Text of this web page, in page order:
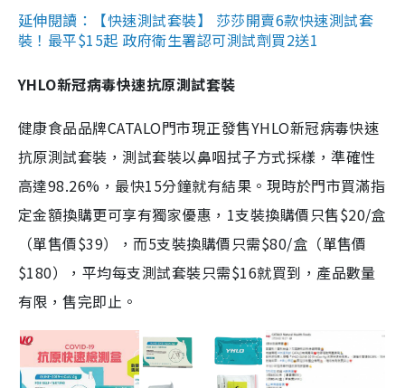
延伸閱讀：【快速測試套裝】 莎莎開賣6款快速測試套
裝！最平$15起 政府衛生署認可測試劑買2送1
YHLO新冠病毒快速抗原測試套裝
健康食品品牌CATALO門市現正發售YHLO新冠病毒快速
抗原測試套裝，測試套裝以鼻咽拭子方式採樣，準確性
高達98.26%，最快15分鐘就有結果。現時於門市買滿指
定金額換購更可享有獨家優惠，1支裝換購價只售$20/盒
（單售價$39），而5支裝換購價只需$80/盒（單售價
$180），平均每支測試套裝只需$16就買到，產品數量
有限，售完即止。